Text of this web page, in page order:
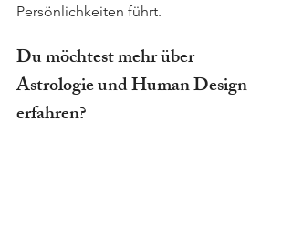
Persönlichkeiten führt.
Du möchtest mehr über
Astrologie und Human Design
erfahren?